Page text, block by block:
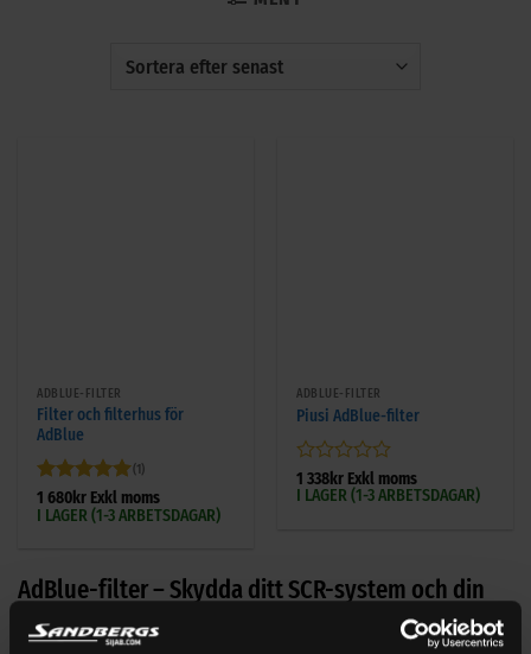
ADBLUE-FILTER
Filter och filterhus för
AdBlue
Betygsatt 5
av 5
(1)
1 680kr Exkl moms
I LAGER (1-3 ARBETSDAGAR)
ADBLUE-FILTER
Piusi AdBlue-filter
Betygsatt
1 338kr Exkl moms
I LAGER (1-3 ARBETSDAGAR)
AdBlue-filter – Skydda ditt SCR-system och din
pump